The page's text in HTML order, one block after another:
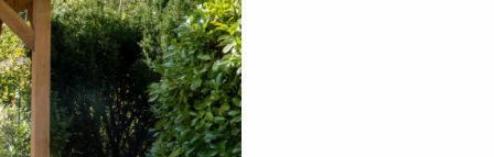
met een beits. Door
voorkom je vergrijzing,
Zwarte beits heeft